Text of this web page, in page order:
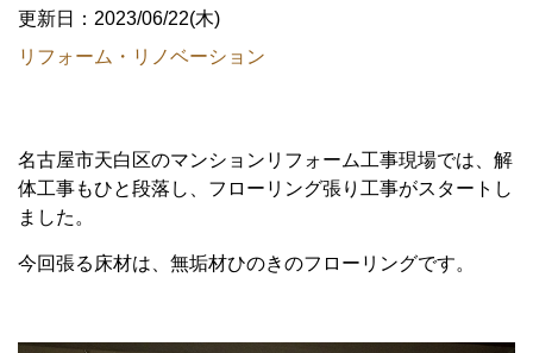
更新日：2023/06/22(木)
リフォーム・リノベーション
名古屋市天白区のマンションリフォーム工事現場では、解
体工事もひと段落し、フローリング張り工事がスタートし
ました。
今回張る床材は、無垢材ひのきのフローリングです。